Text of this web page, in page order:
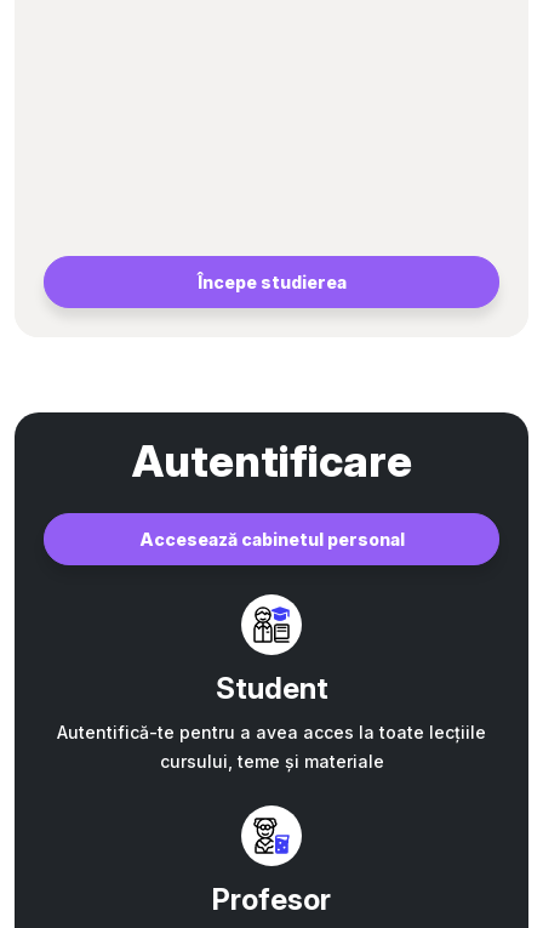
Începe studierea
Autentificare
Accesează cabinetul personal
Student
Autentifică-te pentru a avea acces la toate lecțiile
cursului, teme și materiale
Profesor